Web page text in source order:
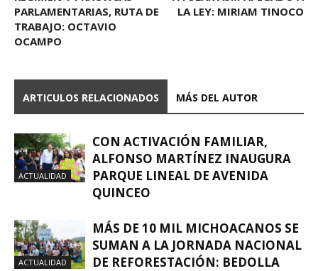
PARLAMENTARIAS, RUTA DE
TRABAJO: OCTAVIO
OCAMPO
LA LEY: MIRIAM TINOCO
ARTICULOS RELACIONADOS MÁS DEL AUTOR
ACTUALIDAD
CON ACTIVACIÓN FAMILIAR,
ALFONSO MARTÍNEZ INAUGURA
PARQUE LINEAL DE AVENIDA
QUINCEO
ACTUALIDAD
MÁS DE 10 MIL MICHOACANOS SE
SUMAN A LA JORNADA NACIONAL
DE REFORESTACIÓN: BEDOLLA